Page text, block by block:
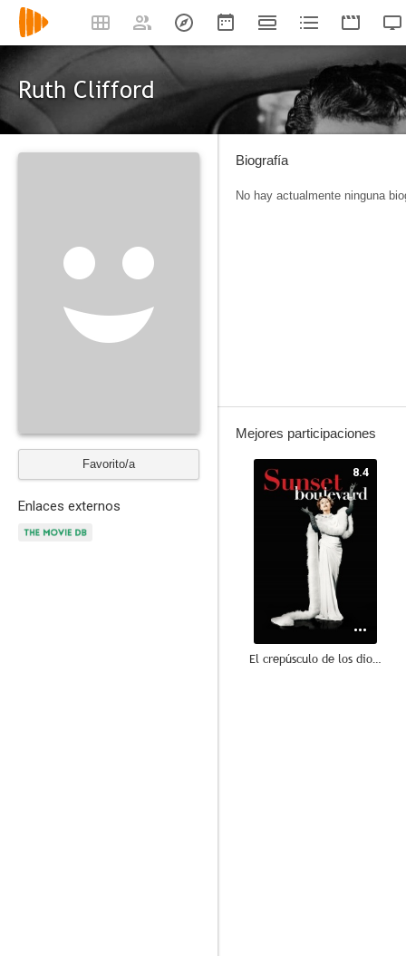
Ruth Clifford
Favorito/a
Enlaces externos
Biografía
No hay actualmente ninguna
Mejores participaciones
8.4
El crepúsculo de los dioses